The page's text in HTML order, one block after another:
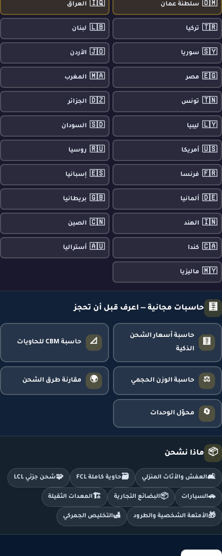
🇴🇲 سلطنة عمان 🇮🇶 العراق
🇹🇷 تركيا 🇱🇧 لبنان
🇸🇾 سوريا 🇯🇴 الأردن
🇪🇬 مصر 🇲🇦 المغرب
🇹🇳 تونس 🇩🇿 الجزائر
🇱🇾 ليبيا 🇸🇩 السودان
🇺🇸 أمريكا 🇷🇺 روسيا
🇫🇷 فرنسا 🇪🇸 إسبانيا
🇩🇪 ألمانيا 🇬🇧 بريطانيا
🇮🇳 الهند 🇨🇳 الصين
🇨🇦 كندا 🇦🇺 أستراليا
🇲🇾 ماليزيا
🧮 حاسبات مجانية — اعرف قبل أن تحجز
🧮
حاسبة أسعار الشحن
الذكية
📐 حاسبة CBM للحاويات
⚖️ حاسبة الوزن الحجمي 🌍 مقارنة طرق الشحن
🔄 محوّل الوحدات
📦 ماذا نشحن
🛋️العفش والأثاث المنزلي 🗃️حاوية كاملة FCL 🧩شحن جزئي LCL
🚗السيارات 📦البضائع التجارية 🏗️ المعدات الثقيلة
🎁الأمتعة الشخصية والطرود 🛃التخليص الجمركي